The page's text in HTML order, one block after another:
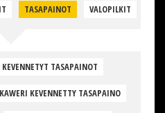
TASAPAINOT VALOPILKIT
KEVENNETYT TASAPAINOT
KAWERI KEVENNETTY TASAPAINO